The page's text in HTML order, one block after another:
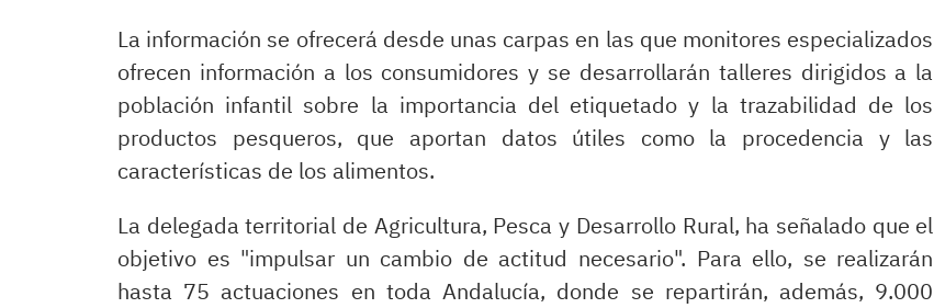
La información se ofrecerá desde unas carpas en las que monitores especializados
ofrecen información a los consumidores y se desarrollarán talleres dirigidos a la
población infantil sobre la importancia del etiquetado y la trazabilidad de los
productos pesqueros, que aportan datos útiles como la procedencia y las
características de los alimentos.
La delegada territorial de Agricultura, Pesca y Desarrollo Rural, ha señalado que el
objetivo es "impulsar un cambio de actitud necesario". Para ello, se realizarán
hasta 75 actuaciones en toda Andalucía, donde se repartirán, además, 9.000